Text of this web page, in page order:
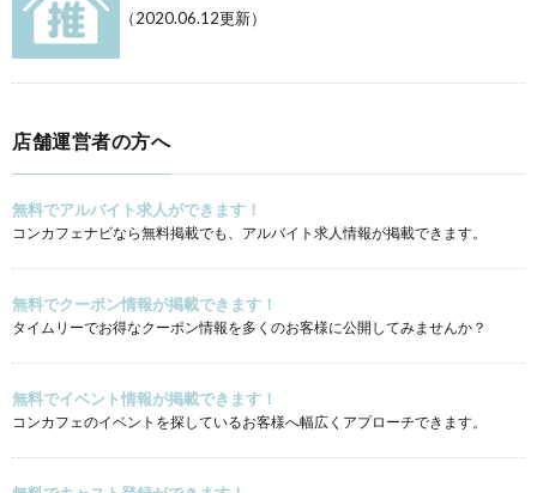
（2020.06.12更新）
店舗運営者の方へ
無料でアルバイト求人ができます！
コンカフェナビなら無料掲載でも、アルバイト求人情報が掲載できます。
無料でクーポン情報が掲載できます！
タイムリーでお得なクーポン情報を多くのお客様に公開してみませんか？
無料でイベント情報が掲載できます！
コンカフェのイベントを探しているお客様へ幅広くアプローチできます。